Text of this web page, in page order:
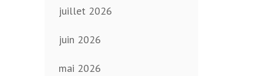
juillet 2026
juin 2026
mai 2026